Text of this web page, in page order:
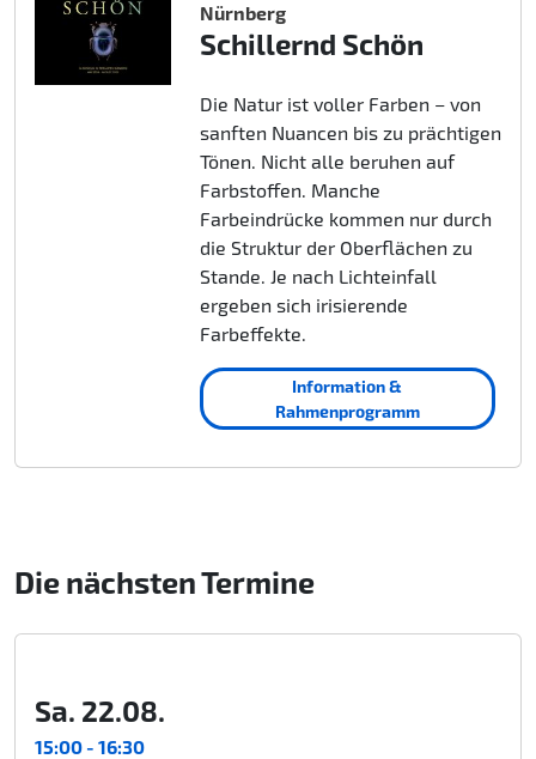
Nürnberg
Schillernd Schön
Die Natur ist voller Farben – von
sanften Nuancen bis zu prächtigen
Tönen. Nicht alle beruhen auf
Farbstoffen. Manche
Farbeindrücke kommen nur durch
die Struktur der Oberflächen zu
Stande. Je nach Lichteinfall
ergeben sich irisierende
Farbeffekte.
Information &
Rahmenprogramm
Die nächsten Termine
Sa. 22.08.
15:00 - 16:30